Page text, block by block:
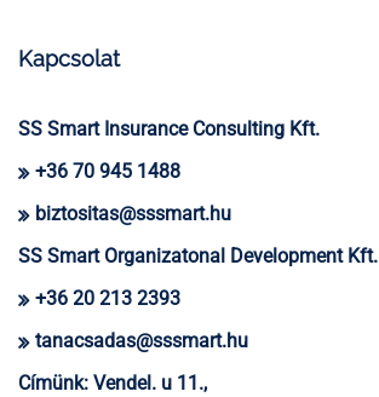
Kapcsolat
SS Smart Insurance Consulting Kft.
+36 70 945 1488
biztositas@sssmart.hu
SS Smart Organizatonal Development Kft.
+36 20 213 2393
tanacsadas@sssmart.hu
Címünk: Vendel. u 11.,